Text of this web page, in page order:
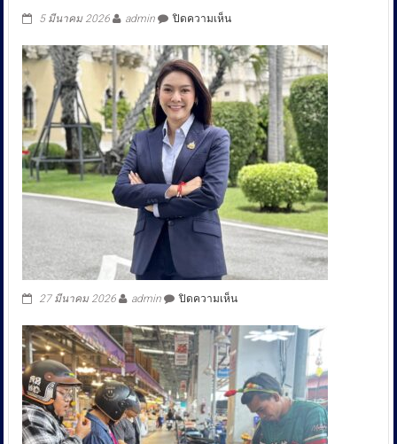
5 มีนาคม 2026 admin ปิดความเห็นบน
ประธาน
ใน
พิธี
มอบ
เครื่อง
หมาย
สหัท
ยา
นาวี
และ
ประกาศนียบัตร
กำกับ
เครื่องหมาย
ประจำ
ปีงบประมาณ
27 มีนาคม 2026 admin ปิดความเห็นบน